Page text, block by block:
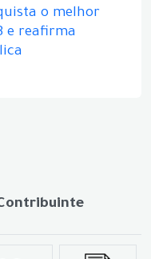
o melhor
e reafirma